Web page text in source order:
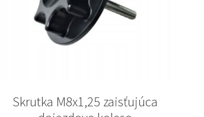
Skrutka M8x1,25 zaisťujúca